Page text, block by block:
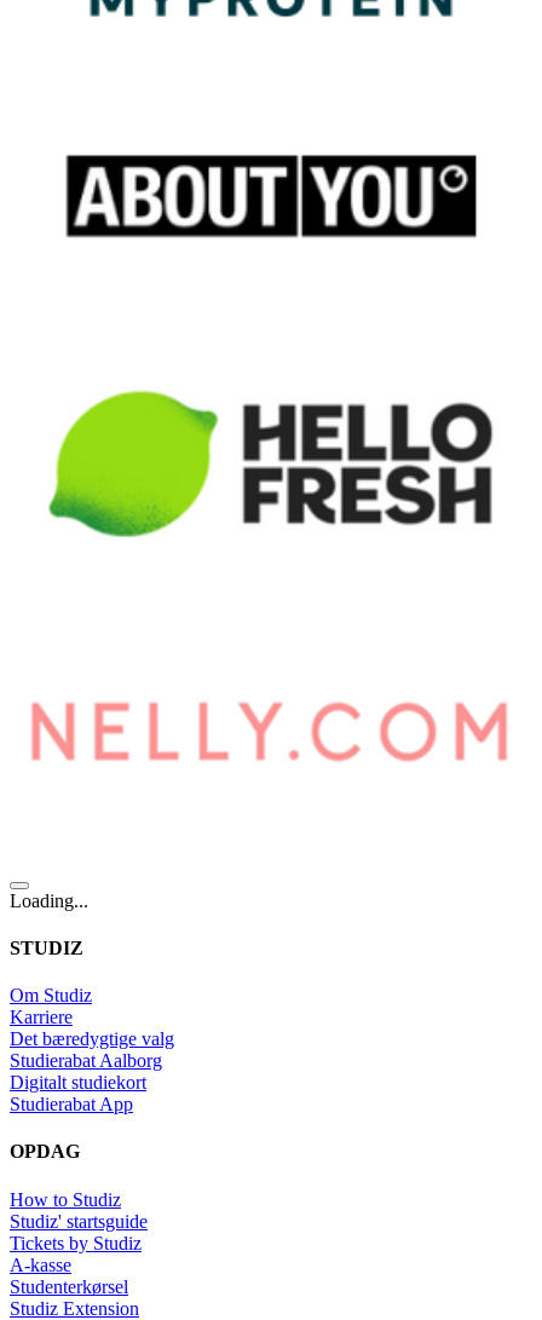
Loading...
STUDIZ
Om Studiz
Karriere
Det bæredygtige valg
Studierabat Aalborg
Digitalt studiekort
Studierabat App
OPDAG
How to Studiz
Studiz' startsguide
Tickets by Studiz
A-kasse
Studenterkørsel
Studiz Extension